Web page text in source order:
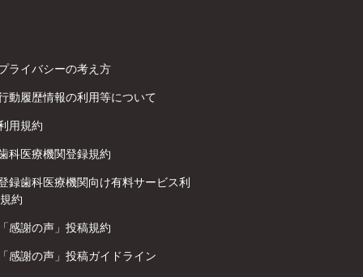
ライバシーの考え方
動履歴情報の利用等について
用規約
科医療機関登録規約
録歯科医療機関向け有料サービス利
約
「感謝の声」投稿規約
「感謝の声」投稿ガイドライン